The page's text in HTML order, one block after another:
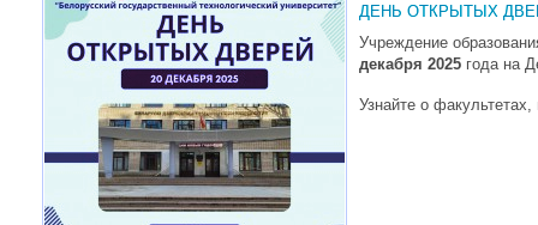
ДЕНЬ ОТКРЫТЫХ
Учреждение
декабря 2025 года на
Узнайте о